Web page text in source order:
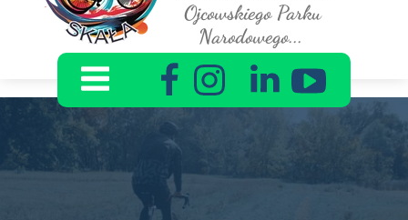
Ojcowskiego Parku
Narodowego...